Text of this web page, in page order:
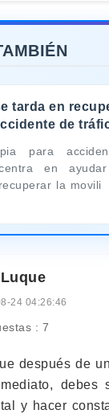
tarda en
de
para
en
la movili
24 04:26:46
: 7
después de
debes
y hacer